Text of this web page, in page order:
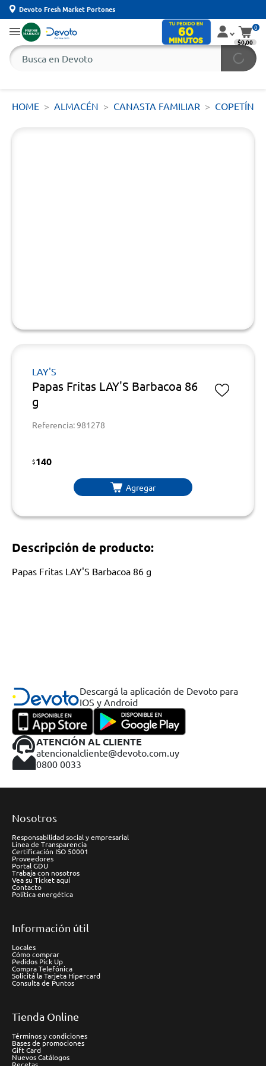
Devoto Fresh Market Portones
0
$0,00
HOME ALMACÉN CANASTA FAMILIAR COPETÍN
LAY'S
Papas Fritas LAY'S Barbacoa 86
g
Referencia: 981278
$140
Agregar
Descripción de producto:
Papas Fritas LAY'S Barbacoa 86 g
Descargá la aplicación de Devoto para
IOS y Android
ATENCIÓN AL CLIENTE
atencionalcliente@devoto.com.uy
0800 0033
Nosotros
Responsabilidad social y empresarial
Línea de Transparencia
Certificación ISO 50001
Proveedores
Portal GDU
Trabaja con nosotros
Vea su Ticket aquí
Contacto
Política energética
Información útil
Locales
Cómo comprar
Pedidos Pick Up
Compra Telefónica
Solicitá la Tarjeta Hipercard
Consulta de Puntos
Tienda Online
Términos y condiciones
Bases de promociones
Gift Card
Nuevos Catálogos